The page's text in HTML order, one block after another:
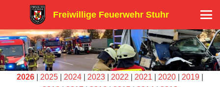
Freiwillige Feuerwehr Stuhr
2026 2025 2024 2023 2022 2021 2020 2019